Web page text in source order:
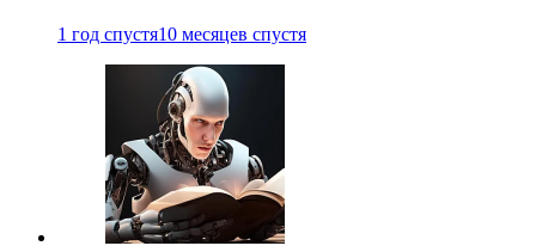
1 год спустя10 месяцев спустя